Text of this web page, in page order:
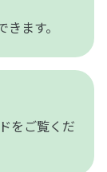
ます。
をご覧くだ